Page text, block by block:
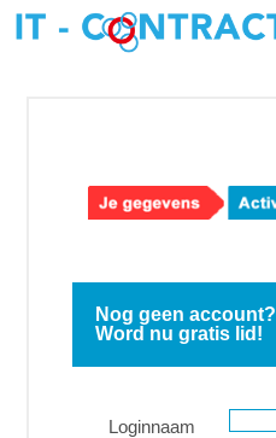
Nog geen account?
Word nu gratis lid!
Loginnaam